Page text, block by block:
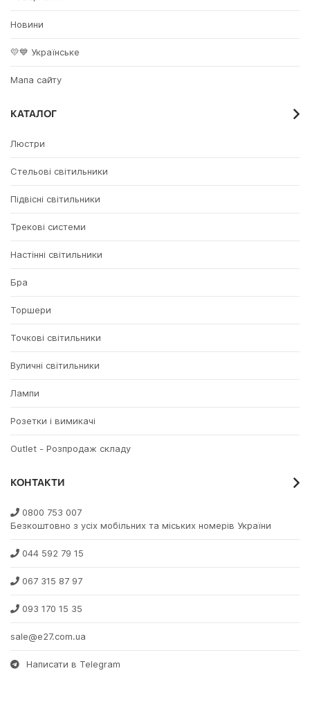
Новини
💛💙 Українське
Мапа сайту
КАТАЛОГ
Люстри
Стельові світильники
Підвісні світильники
Трекові системи
Настінні світильники
Бра
Торшери
Точкові світильники
Вуличні світильники
Лампи
Розетки і вимикачі
Outlet - Розпродаж складу
КОНТАКТИ
0800 753 007
Безкоштовно з усіх мобільних та міських номерів України
044 592 79 15
067 315 87 97
093 170 15 35
sale@e27.com.ua
Написати в Telegram